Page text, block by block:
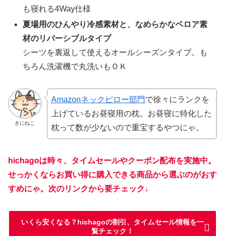
も寝れる4Way仕様
夏場用のひんやり冷感素材と、なめらかなベロア素
材のリバーシブルタイプ
シーツを裏返して使えるオールシーズンタイプ。も
ちろん洗濯機で丸洗いもＯＫ
きにねこ
Amazonネックピロー部門で徐々にランクを
上げているお昼寝用の枕。お昼寝に特化した
枕って数が少ないので重宝するやつにゃ。
hichagoは時々、タイムセールやクーポン配布を実施中。
せっかくならお買い得に購入できる商品から選ぶのがおす
すめにゃ。次のリンクから要チェック↓
いくら安くなる？hichagoの割引、タイムセール情報を一
覧チェック！